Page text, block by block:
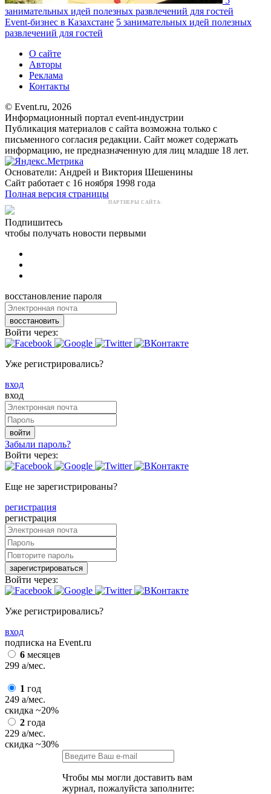
занимательных идей полезных развлечений для гостей
Event-бизнес в Казахстане 5 занимательных идей полезных
развлечений для гостей
О сайте
Авторы
Реклама
Контакты
© Event.ru, 2026
Информационный портал event-индустрии
Публикация материалов с сайта возможна только с
письменного согласия редакции. Сайт может содержать
информацию, не предназначенную для лиц младше 18 лет.
Основатели: Андрей и Виктория Шешенины
Сайт работает с 16 ноября 1998 года
Полная версия страницы
ПАРТНЕРЫ САЙТА:
Подпишитесь
чтобы получать новости первыми
восстановление пароля
восстановить
Войти через:
Уже регистрировались?
вход
вход
войти
Забыли пароль?
Войти через:
Еще не зарегистрированы?
регистрация
регистрация
зарегистрироваться
Войти через:
Уже регистрировались?
вход
подписка на Event.ru
6 месяцев
299 a/мес.
1 год
249 a/мес.
скидка ~20%
2 года
229 a/мес.
скидка ~30%
Чтобы мы могли доставить вам
журнал, пожалуйста заполните: